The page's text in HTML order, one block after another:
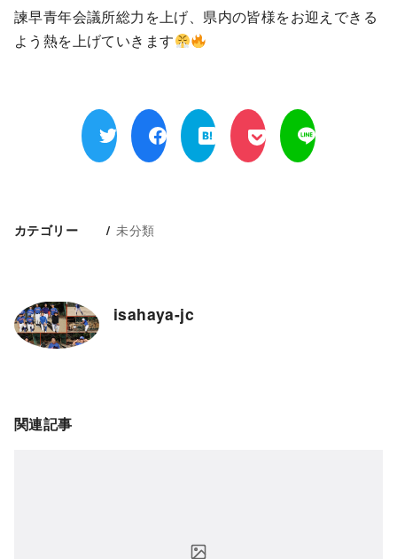
諫早青年会議所総力を上げ、県内の皆様をお迎えできる
よう熱を上げていきます
カテゴリー 未分類
isahaya-jc
関連記事